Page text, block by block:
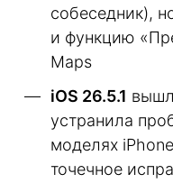
собеседник),
и функцию
Maps
iOS 26.5.1
устранила
моделях
точечное